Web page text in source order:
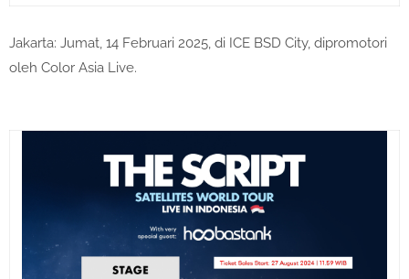
Jakarta: Jumat, 14 Februari 2025, di ICE BSD City, dipromotori
oleh Color Asia Live.